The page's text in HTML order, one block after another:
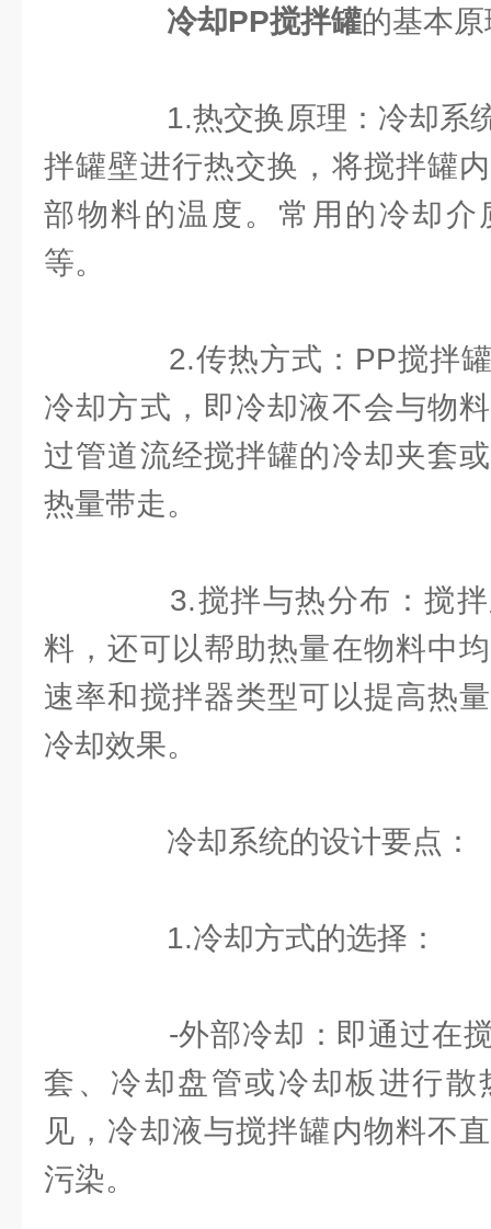
冷却PP搅拌罐的基本
1.热交换原理：冷却系
拌罐壁进行热交换，将搅拌罐
部物料的温度。常用的冷却介
等。
2.传热方式：PP搅拌罐
冷却方式，即冷却液不会与物
过管道流经搅拌罐的冷却夹套
热量带走。
3.搅拌与热分布：搅拌
料，还可以帮助热量在物料中
速率和搅拌器类型可以提高热
冷却效果。
冷却系统的设计要点：
1.冷却方式的选择：
-外部冷却：即通过在搅
套、冷却盘管或冷却板进行
见，冷却液与搅拌罐内物料不
污染。